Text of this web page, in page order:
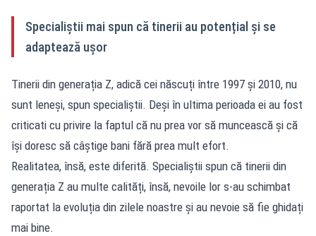
Specialiștii mai spun că tinerii au potențial și se
adaptează ușor
Tinerii din generația Z, adică cei născuți între 1997 și 2010, nu
sunt leneși, spun specialiștii. Deși în ultima perioada ei au fost
criticati cu privire la faptul că nu prea vor să muncească și că
își doresc să câștige bani fără prea mult efort.
Realitatea, însă, este diferită. Specialiștii spun că tinerii din
generația Z au multe calități, însă, nevoile lor s-au schimbat
raportat la evoluția din zilele noastre și au nevoie să fie ghidați
mai bine.